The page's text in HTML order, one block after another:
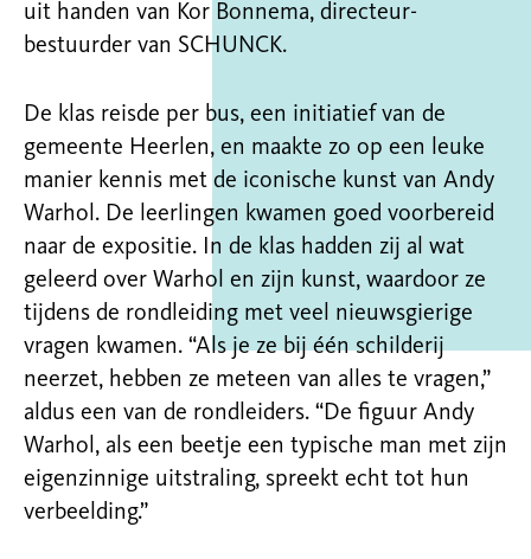
uit handen van Kor Bonnema, directeur-
bestuurder van SCHUNCK.
De klas reisde per bus, een initiatief van de
gemeente Heerlen, en maakte zo op een leuke
manier kennis met de iconische kunst van Andy
Warhol. De leerlingen kwamen goed voorbereid
naar de expositie. In de klas hadden zij al wat
geleerd over Warhol en zijn kunst, waardoor ze
tijdens de rondleiding met veel nieuwsgierige
vragen kwamen. “Als je ze bij één schilderij
neerzet, hebben ze meteen van alles te vragen,”
aldus een van de rondleiders. “De figuur Andy
Warhol, als een beetje een typische man met zijn
eigenzinnige uitstraling, spreekt echt tot hun
verbeelding.”